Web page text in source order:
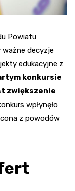
Powiatu
ważne decyzje
edukacyjne z
konkursie
zwiększenie
wpłynęło
z powodów